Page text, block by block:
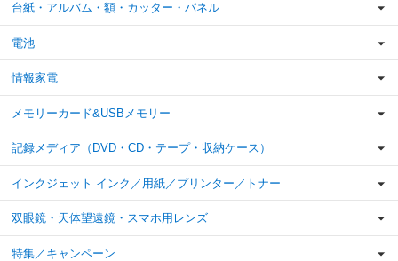
台紙・アルバム・額・カッター・パネル
電池
情報家電
メモリーカード&USBメモリー
記録メディア（DVD・CD・テープ・収納ケース）
インクジェット インク／用紙／プリンター／トナー
双眼鏡・天体望遠鏡・スマホ用レンズ
特集／キャンペーン